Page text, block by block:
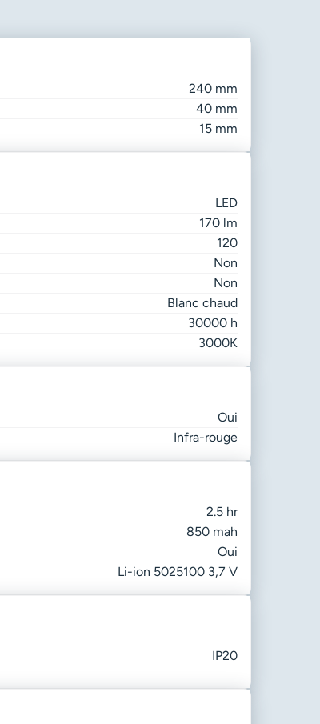
240 mm
40 mm
15 mm
LED
170 lm
120
Non
Non
Blanc chaud
30000 h
3000K
Oui
Infra-rouge
2.5 hr
850 mah
Oui
Li-ion 5025100 3,7 V
IP20